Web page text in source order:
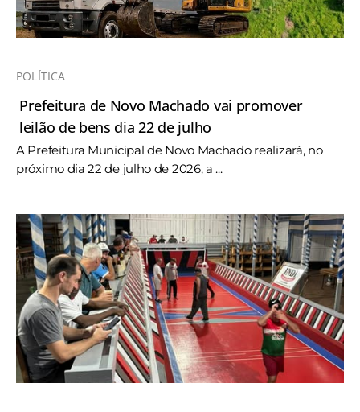
POLÍTICA
Prefeitura de Novo Machado vai promover
leilão de bens dia 22 de julho
A Prefeitura Municipal de Novo Machado realizará, no
próximo dia 22 de julho de 2026, a ...